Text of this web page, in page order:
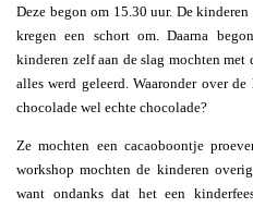
Deze begon om 15.30 uur. De
kregen een schort om. Daarna
kinderen zelf aan de slag mochten met
alles werd geleerd. Waaronder over
chocolade wel echte chocolade?
Ze mochten een cacaoboontje
workshop mochten de kinderen
want ondanks dat het een